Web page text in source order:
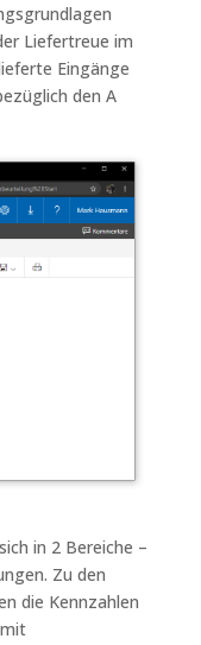
Liefertreue im
Eingänge
den A
in 2 Bereiche –
Zu den
die Kennzahlen